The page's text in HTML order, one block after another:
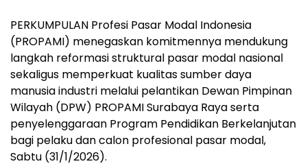
PERKUMPULAN Profesi Pasar Modal Indonesia
(PROPAMI) menegaskan komitmennya mendukung
langkah reformasi struktural pasar modal nasional
sekaligus memperkuat kualitas sumber daya
manusia industri melalui pelantikan Dewan Pimpinan
Wilayah (DPW) PROPAMI Surabaya Raya serta
penyelenggaraan Program Pendidikan Berkelanjutan
bagi pelaku dan calon profesional pasar modal,
Sabtu (31/1/2026).